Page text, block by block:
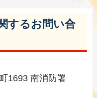
するお問い合
1693 南消防署